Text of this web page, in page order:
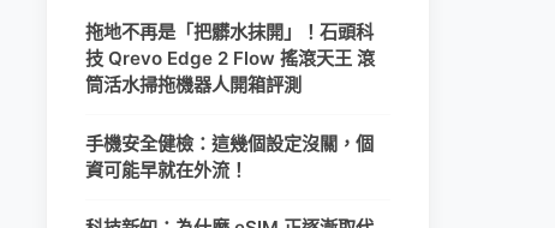
拖地不再是「把髒水抹開」！石頭科
技 Qrevo Edge 2 Flow 搖滾天王 滾
筒活水掃拖機器人開箱評測
手機安全健檢：這幾個設定沒關，個
資可能早就在外流！